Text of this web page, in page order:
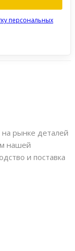
персональных
рынке деталей
нашей
и поставка